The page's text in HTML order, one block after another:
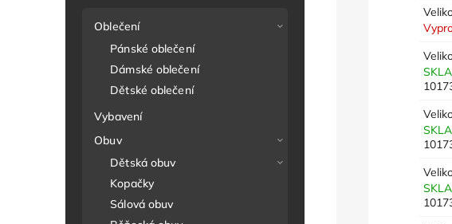
Oblečení
Pánské oblečení
Dámské oblečení
Dětské oblečení
Vybavení
Obuv
Dětská obuv
Kopačky
Sálová obuv